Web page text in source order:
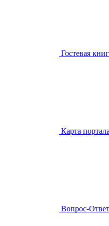
Гостевая
Карта
Вопрос-Ответ